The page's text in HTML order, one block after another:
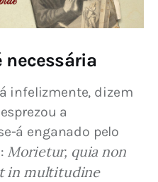
necessária
infelizmente, dizem
a
á enganado pelo
Morietur, quia non
in multitudine